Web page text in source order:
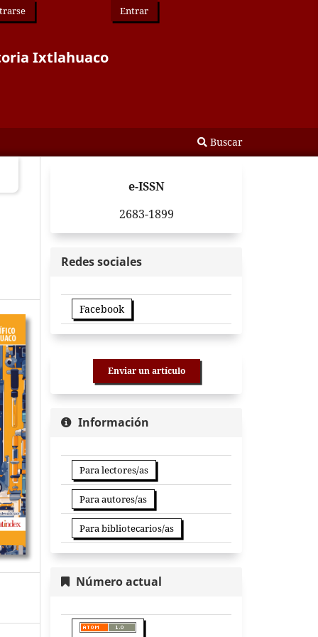
Ixtlahuaco
Buscar
Entrar
e-ISSN
2683-1899
Redes sociales
Facebook
Enviar un artículo
Información
Para lectores/as
Para autores/as
Para bibliotecarios/as
Número actual